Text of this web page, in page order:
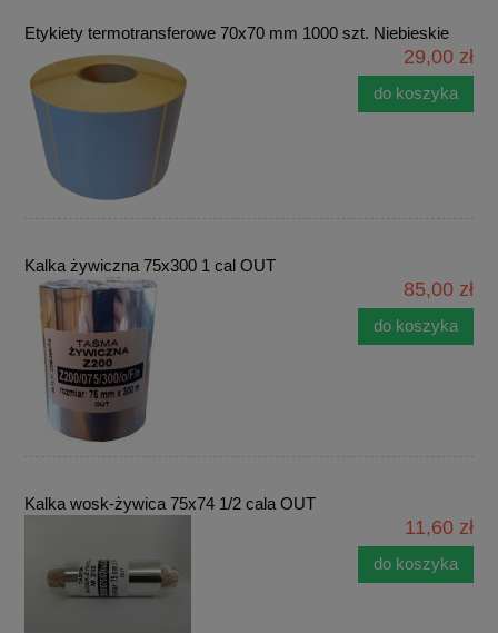
Etykiety termotransferowe 70x70 mm 1000 szt. Niebieskie
29,00 zł
do koszyka
Kalka żywiczna 75x300 1 cal OUT
85,00 zł
do koszyka
Kalka wosk-żywica 75x74 1/2 cala OUT
11,60 zł
do koszyka